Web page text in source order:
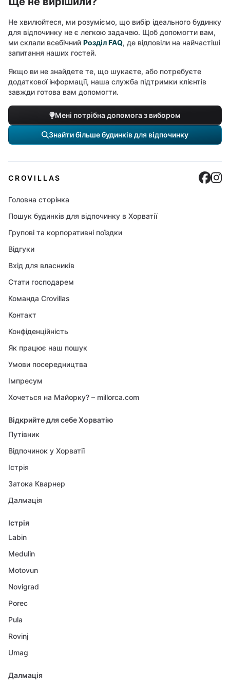
Не хвилюйтеся, ми розуміємо, що вибір ідеального будинку
для відпочинку не є легкою задачею. Щоб допомогти вам,
ми склали всебічний Розділ FAQ, де відповіли на найчастіші
запитання наших гостей.
Якщо ви не знайдете те, що шукаєте, або потребуєте
додаткової інформації, наша служба підтримки клієнтів
завжди готова вам допомогти.
Мені потрібна допомога з вибором
Знайти більше будинків для відпочинку
CROVILLAS
Головна сторінка
Пошук будинків для відпочинку в Хорватії
Групові та корпоративні поїздки
Відгуки
Вхід для власників
Стати господарем
Команда Crovillas
Контакт
Конфіденційність
Як працює наш пошук
Умови посередництва
Імпресум
Хочеться на Майорку? – millorca.com
Відкрийте для себе Хорватію
Путівник
Відпочинок у Хорватії
Істрія
Затока Кварнер
Далмація
Істрія
Labin
Medulin
Motovun
Novigrad
Porec
Pula
Rovinj
Umag
Далмація